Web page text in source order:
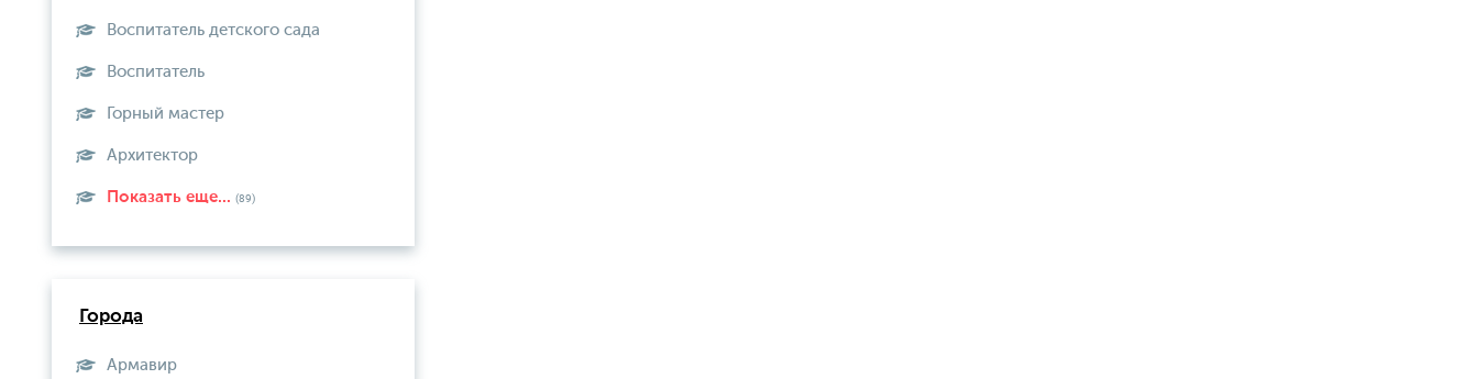
Воспитатель детского сада
Воспитатель
Горный мастер
Архитектор
Показать еще... (89)
Города
Армавир